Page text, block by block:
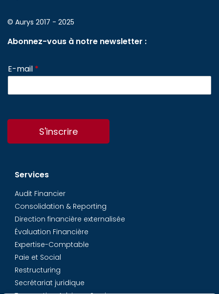
© Aurys 2017 - 2025
Abonnez-vous à notre newsletter :
E-mail *
S'inscrire
Services
Audit Financier
Consolidation & Reporting
Direction financière externalisée
Évaluation Financière
Expertise-Comptable
Paie et Social
Restructuring
Secrétariat juridique